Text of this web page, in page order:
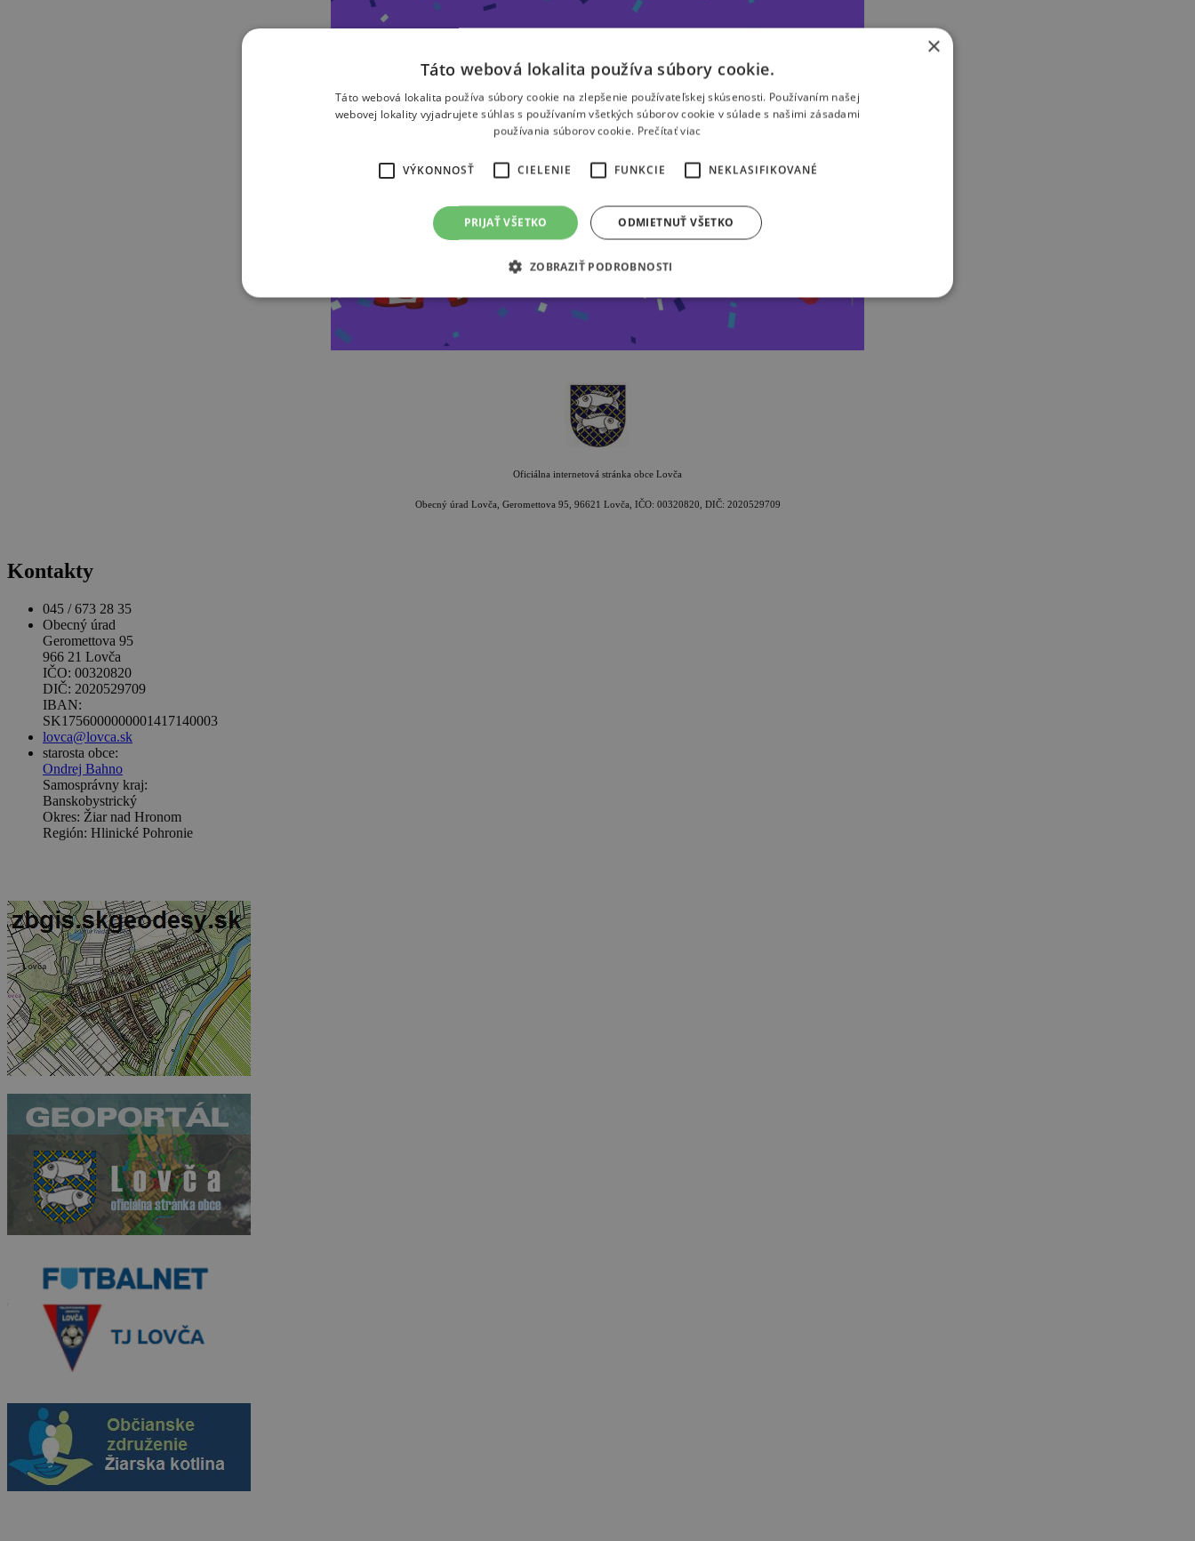
Oficiálna internetová stránka obce Lovča
Obecný úrad Lovča, Geromettova 95, 96621 Lovča, IČO: 00320820, DIČ: 2020529709
Kontakty
045 / 673 28 35
Obecný úrad
Geromettova 95
966 21 Lovča
IČO: 00320820
DIČ: 2020529709
IBAN:
SK1756000000001417140003
lovca@lovca.sk
starosta obce:
Ondrej Bahno
Samosprávny kraj:
Banskobystrický
Okres: Žiar nad Hronom
Región: Hlinické Pohronie
×
Táto webová lokalita používa súbory cookie.
Táto webová lokalita používa súbory cookie na zlepšenie používateľskej skúsenosti. Používaním našej
webovej lokality vyjadrujete súhlas s používaním všetkých súborov cookie v súlade s našimi zásadami
používania súborov cookie. Prečítať viac
VÝKONNOSŤ CIELENIE FUNKCIE NEKLASIFIKOVANÉ
PRIJAŤ VŠETKO ODMIETNUŤ VŠETKO
ZOBRAZIŤ PODROBNOSTI